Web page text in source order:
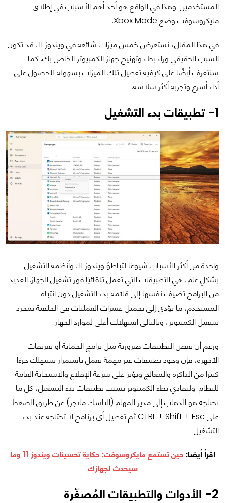
المستخدمين. وهذا في الواقع هو أحد أهم الأسباب في إطلاق
مايكروسوفت وضع Xbox Mode.
في هذا المقال، نستعرض خمس ميزات شائعة في ويندوز 11، قد تكون
السبب الحقيقي وراء بطء وتهنيج جهاز الكمبيوتر الخاص بك. كما
سنتعرف أيضًا على كيفية تعطيل تلك الميزات بسهولة للحصول على
أداء أسرع وتجربة أكثر سلاسة.
1- تطبيقات بدء التشغيل
واحدة من أكثر الأسباب شيوعًا لتباطؤ ويندوز 11، وأنظمة التشغيل
بشكلٍ عام، هي التطبيقات التي تعمل تلقائيًا فور تشغيل الجهاز. العديد
من البرامج تضيف نفسها إلى قائمة بدء التشغيل دون انتباه
المستخدم، ما يؤدي إلى تحميل عشرات العمليات في الخلفية بمجرد
تشغيل الكمبيوتر، وبالتالي استهلاك أعلى لموارد الجهاز.
ورغم أن بعض التطبيقات ضرورية مثل برامج الحماية أو تعريفات
الأجهزة، فإن وجود تطبيقات غير مهمة تعمل باستمرار يستهلك جزءًا
كبيرًا من الذاكرة والمعالج ويؤثر على سرعة الإقلاع والاستجابة العامة
للنظام. ولتفادي بطء الكمبيوتر بسبب تطبيقات بدء التشغيل، كل ما
تحتاجه هو الذهاب إلى مدير المهام (التاسك مانجر) عن طريق الضغط
على CTRL + Shift + Esc ثم تعطيل أي برنامج لا تحتاجه
عند بدء
التشغيل.
اقرأ أيضا:
حين تستمع مايكروسوفت: حكاية تحسينات ويندوز 11 وما
سيحدث لجهازك
2- الأدوات والتطبيقات المُصغّرة